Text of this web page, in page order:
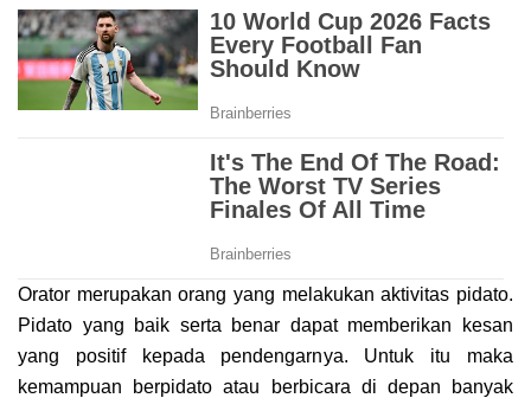
Orator merupakan orang yang melakukan aktivitas pidato.
Pidato yang baik serta benar dapat memberikan kesan
yang positif kepada pendengarnya. Untuk itu maka
kemampuan berpidato atau berbicara di depan banyak